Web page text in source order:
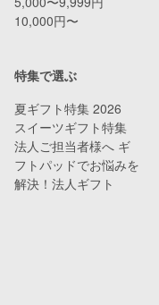
10,000円〜
特集で選ぶ
夏ギフト特集 2026
スイーツギフト特集
法人ご担当者様へ ギ
フトパッドでお悩みを
解決！法人ギフト